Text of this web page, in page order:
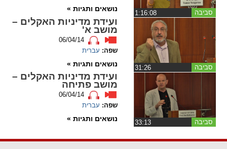
brightness_high
ניגודיות בהירה
brightness_low
ניגודיות כהה
format_underlined
קו תחתי לקישורים
font_download
סימון קישורים
cached
כל
flag
משוב
סביבה נושאים ותגיות »
סביבה
ועידת מדיניות האקלים –
מושב א'
06/04/14
שפה: עברית
נושאים ותגיות »
סביבה
ועידת מדיניות האקלים –
מושב פתיחה
06/04/14
שפה: עברית
נושאים ותגיות »